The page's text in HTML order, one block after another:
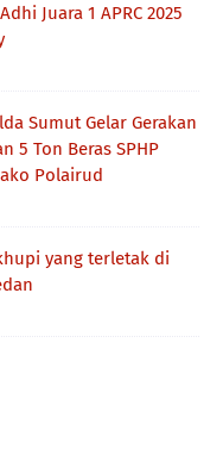
Juara 1 APRC 2025
Sumut Gelar Gerakan
5 Ton Beras SPHP
Polairud
yang terletak di